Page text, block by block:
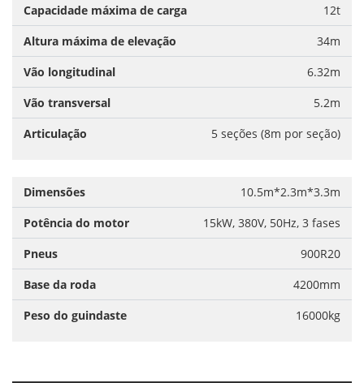
Capacidade máxima de carga
12t
Altura máxima de elevação
34m
Vão longitudinal
6.32m
Vão transversal
5.2m
Articulação
5 seções (8m por seção)
Dimensões
10.5m*2.3m*3.3m
Potência do motor
15kW, 380V, 50Hz, 3 fases
Pneus
900R20
Base da roda
4200mm
Peso do guindaste
16000kg